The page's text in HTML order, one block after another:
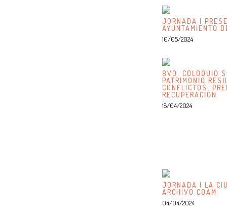
JORNADA |
AYUNTAMIENTO
10/05/2024
8VO. COLOQUIO
PATRIMONIO
CONFLICTOS:
RECUPERACIÓN
18/04/2024
JORNADA | LA
ARCHIVO COAM
04/04/2024